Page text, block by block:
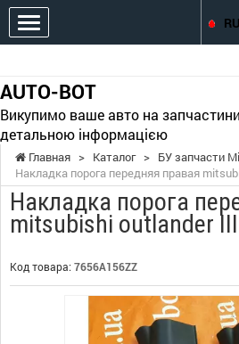
AUTO-BOT
Викупимо ваше авто на
детальною інформацією
RU
Главная > Каталог > БУ запчасти
Накладка порога передняя правая
Накладка порога
mitsubishi outlander III
Код товара: 7656A156ZZ